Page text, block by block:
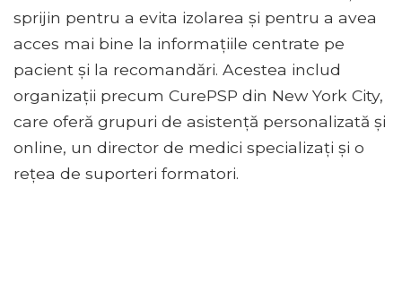
sprijin pentru a evita izolarea și pentru a avea
acces mai bine la informațiile centrate pe
pacient și la recomandări. Acestea includ
organizații precum CurePSP din New York City,
care oferă grupuri de asistență personalizată și
online, un director de medici specializați și o
rețea de suporteri formatori.